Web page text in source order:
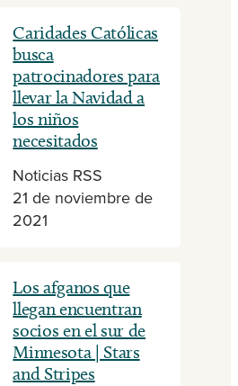
Caridades Católicas
busca
patrocinadores para
llevar la Navidad a
los niños
necesitados
Noticias RSS
21 de noviembre de
2021
Los afganos que
llegan encuentran
socios en el sur de
Minnesota | Stars
and Stripes